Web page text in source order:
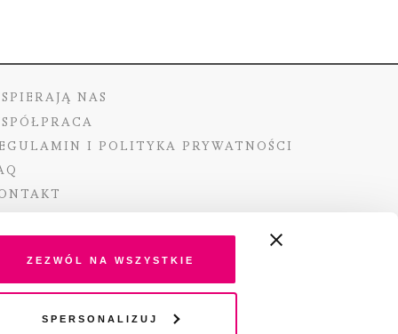
Zezwól na wszystkie
Spersonalizuj
NAS
I POLITYKA PRYWATNOŚCI
ze środków Ministra Kultury i Dziedzictwa
pochodzących z Funduszu Promocji Kultury –